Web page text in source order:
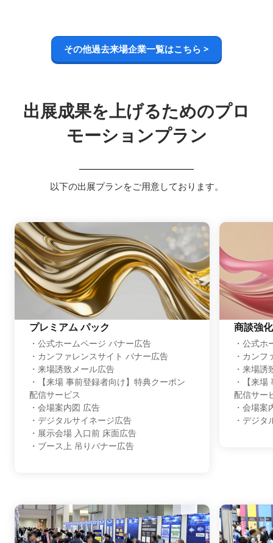
その他過去来場企業一覧はこちら >
出展成果を上げるためのプロ
モーションプラン
以下の出展プランをご用意しております。
プレミアム パック
・公式ホームページ バナー広告
・カンファレンスサイト バナー広告
・来場誘致メール広告
・【来場 事前登録者向け】特典クーポン
配信サービス
・会場案内図 広告
・デジタルサイネージ広告
・展示会場 入口前 床面広告
・ブース上 吊りバナー広告
商談強
・公式
・カン
・来場誘
・【来
配信サー
・会場案
・デジ